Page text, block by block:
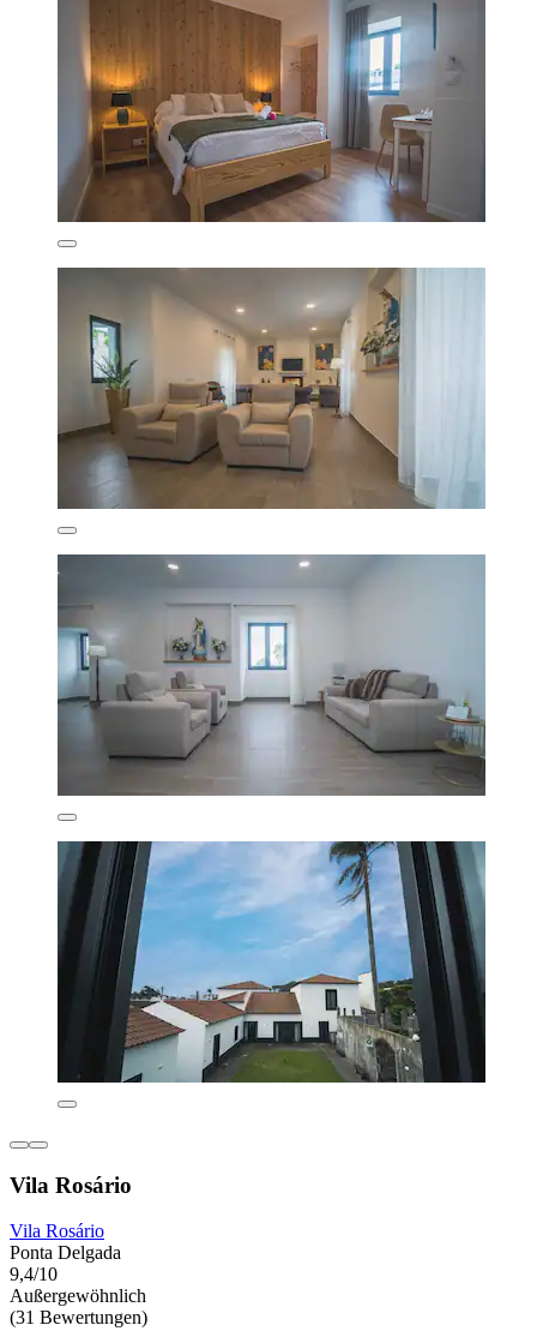
Vila Rosário
Vila Rosário
Ponta Delgada
9,4/10
Außergewöhnlich
(31 Bewertungen)